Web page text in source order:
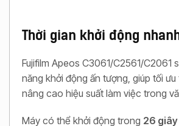
Thời gian khởi động
Fujifilm Apeos C3061/C2561/C2061
năng khởi động ấn tượng, giúp tối
nâng cao hiệu suất làm việc trong
Máy có thể khởi động trong 26